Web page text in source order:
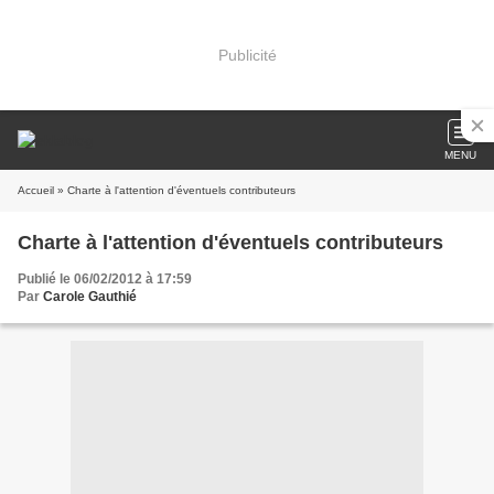
Publicité
MENU
Accueil » Charte à l'attention d'éventuels contributeurs
Charte à l'attention d'éventuels contributeurs
Publié le 06/02/2012 à 17:59
Par Carole Gauthié